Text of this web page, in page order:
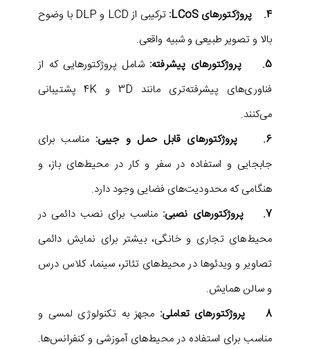
4. پروژکتورهای LCoS:
ترکیبی از LCD و DLP با وضوح
بالا و تصویر طبیعی و شبیه واقعی.
5. پروژکتورهای پیشرفته:
شامل پروژکتورهایی که از
فناوری‌های پیشرفته‌تری مانند 3D و 4K پشتیبانی
می‌کنند.
6. پروژکتورهای قابل حمل و جیبی:
مناسب برای
جابجایی و استفاده در سفر و کار در محیط‌های باز، و
هنگامی که محدودیت‌های فضایی وجود دارد.
7. پروژکتورهای نصبی:
مناسب برای نصب دائمی در
محیط‌های تجاری و خانگی، بیشتر برای نمایش دائمی
تصاویر و ویدئوها در محیط‌های تئاتر، سینما، کلاس‌ درس
و سالن‌ همایش.
8‌ پروژکتورهای تعاملی:
مجهز به تکنولوژی لمسی و
مناسب برای استفاده در محیط‌های آموزشی و کنفرانس‌ها.